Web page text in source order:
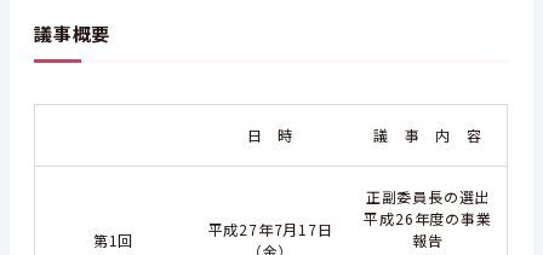
議事概要
日 時 議 事 内 容
第1回
平成27年7月17日
（金）
正副委員長の選出
平成26年度の事業
報告